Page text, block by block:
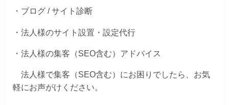
・ブログ / サイト診断
・法人様のサイト設置・設定代行
・法人様の集客（SEO含む）アドバイス
法人様で集客（SEO含む）にお困りでしたら、お気
軽にお声がけください。